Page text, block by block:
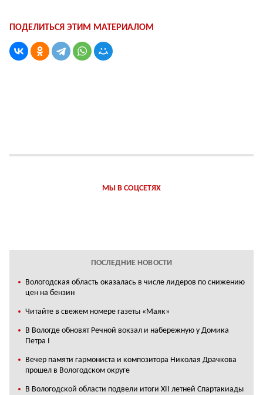
ПОДЕЛИТЬСЯ ЭТИМ МАТЕРИАЛОМ
МЫ В СОЦСЕТЯХ
ПОСЛЕДНИЕ НОВОСТИ
Вологодская область оказалась в числе лидеров по снижению
цен на бензин
Читайте в свежем номере газеты «Маяк»
В Вологде обновят Речной вокзал и набережную у Домика
Петра I
Вечер памяти гармониста и композитора Николая Драчкова
прошел в Вологодском округе
В Вологодской области подвели итоги XII летней Спартакиады